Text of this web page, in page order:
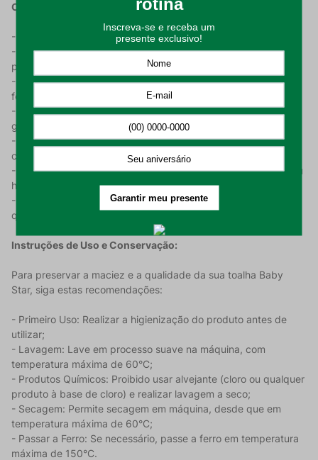
Características do Produto:
- Tecido Aveludado: Toque extra macio e confortável;
- Barra para Bordar: Espaço com altura de 60 pontos, ideal
para personalização e artesanato;
- Detalhe em Jacquard: Desenhos de estrelas texturizados
feitos na própria trama do tecido;
- Composição de Qualidade: Mínimo de 85% Algodão,
garantindo durabilidade e alta absorção;
- Gramatura de 415 g/m²: Toque encorpado com excelente
capacidade de secagem;
- Dimensões: 30 cm x 45 cm, tamanho perfeito para lavabo ou
higiene rápida;
- Cor Branco: Tonalidade clássica e versátil que se adapta a
qualquer decoração de enxoval.
Instruções de Uso e Conservação:
Para preservar a maciez e a qualidade da sua toalha Baby
Star, siga estas recomendações:
- Primeiro Uso: Realizar a higienização do produto antes de
utilizar;
- Lavagem: Lave em processo suave na máquina, com
temperatura máxima de 60°C;
- Produtos Químicos: Proibido usar alvejante (cloro ou qualquer
produto à base de cloro) e realizar lavagem a seco;
- Secagem: Permite secagem em máquina, desde que em
temperatura máxima de 60°C;
- Passar a Ferro: Se necessário, passe a ferro em temperatura
máxima de 150°C.